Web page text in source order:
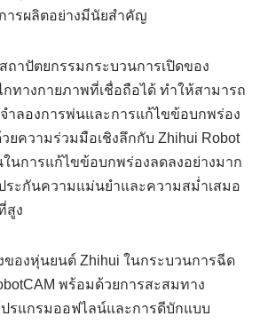
ารผลิตอย่างมีนัยสำคัญ
ถาปัตยกรรมกระบวนการเปิดของ
กทางกายภาพที่เชื่อถือได้ ทำให้สามารถ
ำลองการพ่นและการแก้ไขข้อบกพร่อง
ยความร่วมมือเชิงลึกกับ Zhihui Robot
นการแก้ไขข้อบกพร่องลดลงอย่างมาก
ระกันความแม่นยำและความสม่ำเสมอ
สูง
องหุ่นยนต์ Zhihui ในกระบวนการฉีด
พร้อมด้วยการสะสมทาง
รแกรมออฟไลน์และการดีบักแบบ